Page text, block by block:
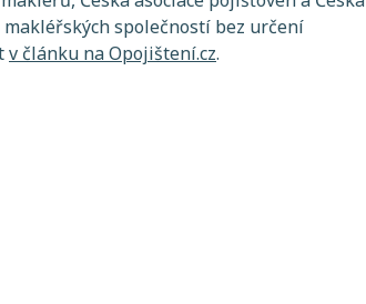
společností bez určení
v článku na Opojištení.cz.